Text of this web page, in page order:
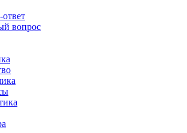
вопрос